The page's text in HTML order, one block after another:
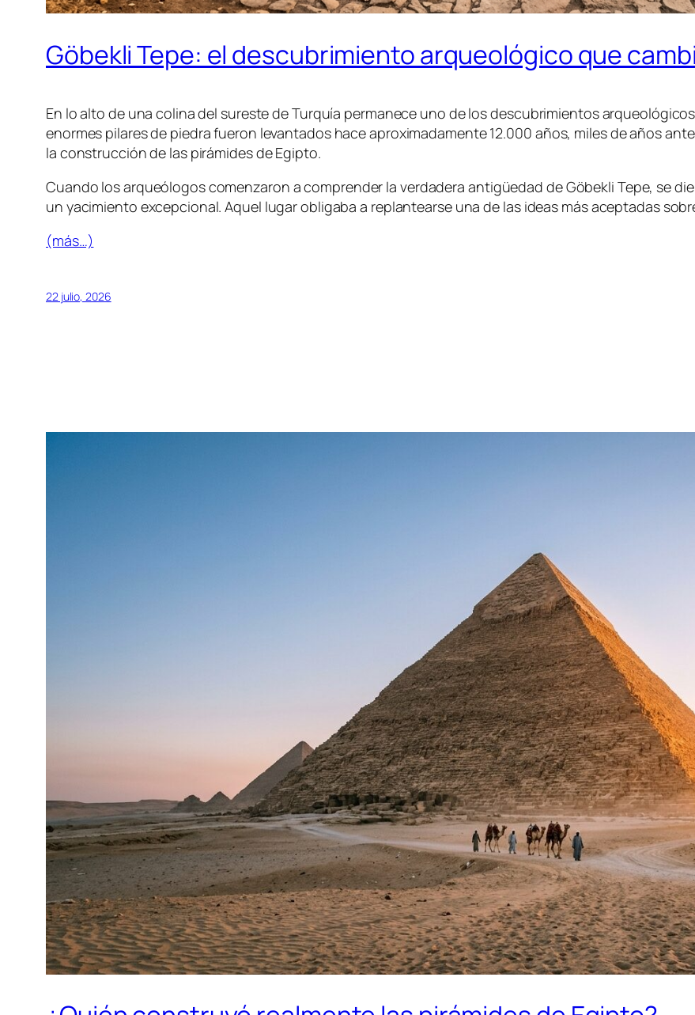
Göbekli Tepe: el descubrimiento arqueológico que
En lo alto de una colina del sureste de Turquía permanece uno de los descubrimientos
enormes pilares de piedra fueron levantados hace aproximadamente 12.000 años, miles de años
la construcción de las pirámides de Egipto.
Cuando los arqueólogos comenzaron a comprender la verdadera antigüedad de Göbekli Tepe, se
un yacimiento excepcional. Aquel lugar obligaba a replantearse una de las ideas más aceptadas
(más…)
22 julio, 2026